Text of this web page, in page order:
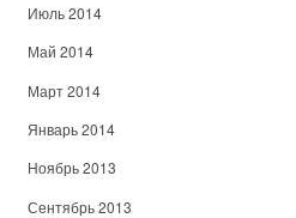
Июль 2014
Май 2014
Март 2014
Январь 2014
Ноябрь 2013
Сентябрь 2013